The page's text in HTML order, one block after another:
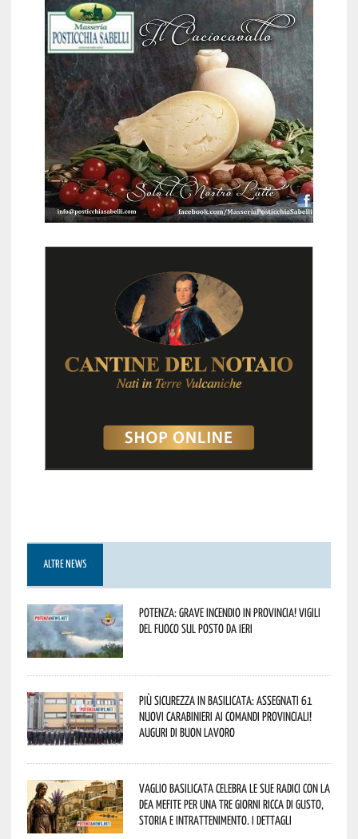
ALTRE NEWS
Potenza: grave incendio in Provincia! Vigili
del fuoco sul posto da ieri
Più sicurezza in Basilicata: assegnati 61
nuovi Carabinieri ai Comandi provinciali!
Auguri di buon lavoro
Vaglio Basilicata celebra le sue radici con la
Dea Mefite per una tre giorni ricca di gusto,
storia e intrattenimento. I dettagli